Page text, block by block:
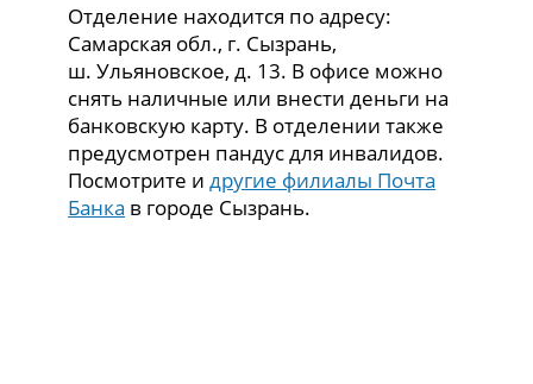
Отделение находится по адресу:
Самарская обл., г. Сызрань,
ш. Ульяновское, д. 13. В офисе можно
снять наличные или внести деньги на
банковскую карту. В отделении также
предусмотрен пандус для инвалидов.
Посмотрите идругие филиалы Почта
Банка в городе Сызрань.